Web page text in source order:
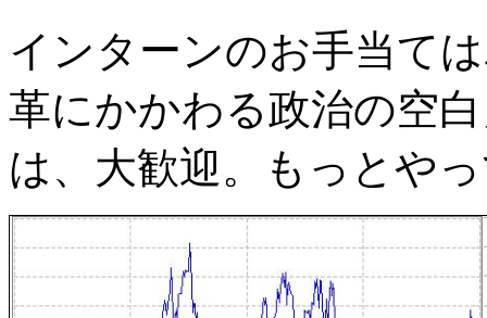
インターンのお手当て
革にかかわる政治の空
は、大歓迎。もっとや